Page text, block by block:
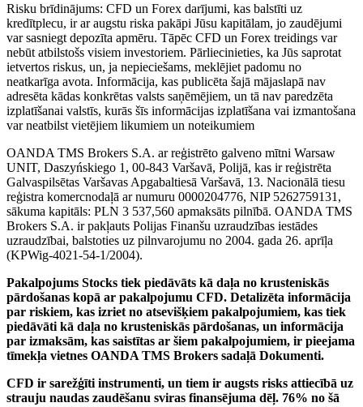
Risku brīdinājums: CFD un Forex darījumi, kas balstīti uz
kredītplecu, ir ar augstu riska pakāpi Jūsu kapitālam, jo zaudējumi
var sasniegt depozīta apmēru. Tāpēc CFD un Forex treidings var
nebūt atbilstošs visiem investoriem. Pārliecinieties, ka Jūs saprotat
ietvertos riskus, un, ja nepieciešams, meklējiet padomu no
neatkarīga avota. Informācija, kas publicēta šajā mājaslapā nav
adresēta kādas konkrētas valsts saņēmējiem, un tā nav paredzēta
izplatīšanai valstīs, kurās šīs informācijas izplatīšana vai izmantošana
var neatbilst vietējiem likumiem un noteikumiem
OANDA TMS Brokers S.A. ar reģistrēto galveno mītni Warsaw
UNIT, Daszyńskiego 1, 00-843 Varšavā, Polijā, kas ir reģistrēta
Galvaspilsētas Varšavas Apgabaltiesā Varšavā, 13. Nacionālā tiesu
reģistra komercnodaļā ar numuru 0000204776, NIP 5262759131,
sākuma kapitāls: PLN 3 537,560 apmaksāts pilnībā. OANDA TMS
Brokers S.A. ir pakļauts Polijas Finanšu uzraudzības iestādes
uzraudzībai, balstoties uz pilnvarojumu no 2004. gada 26. aprīļa
(KPWig-4021-54-1/2004).
Pakalpojums Stocks tiek piedāvāts kā daļa no krusteniskās
pārdošanas kopā ar pakalpojumu CFD. Detalizēta informācija
par riskiem, kas izriet no atsevišķiem pakalpojumiem, kas tiek
piedāvāti kā daļa no krusteniskās pārdošanas, un informācija
par izmaksām, kas saistītas ar šiem pakalpojumiem, ir pieejama
tīmekļa vietnes OANDA TMS Brokers sadaļā Dokumenti.
CFD ir sarežģīti instrumenti, un tiem ir augsts risks attiecībā uz
strauju naudas zaudēšanu sviras finansējuma dēļ. 76% no šā